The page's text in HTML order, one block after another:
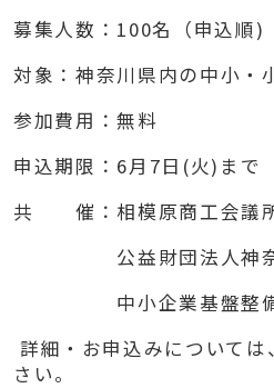
募集人数： 100名（申込順)
対象：神奈川県内の中小・
参加費用：無料
申込期限： 6月 7日 (火) まで
共 催：相模原商工会議
公益財団法人神奈川
中小企業基盤整備
詳細・お申込みについて
さい。